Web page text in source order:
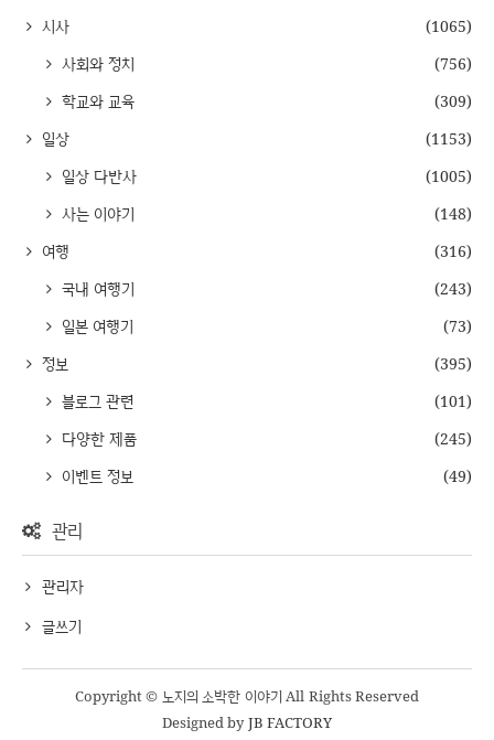
시사
(1065)
사회와 정치
(756)
학교와 교육
(309)
일상
(1153)
일상 다반사
(1005)
사는 이야기
(148)
여행
(316)
국내 여행기
(243)
일본 여행기
(73)
정보
(395)
블로그 관련
(101)
다양한 제품
(245)
이벤트 정보
(49)
관리
관리자
글쓰기
Copyright © 노지의 소박한 이야기 All Rights Reserved
Designed byJB FACTORY